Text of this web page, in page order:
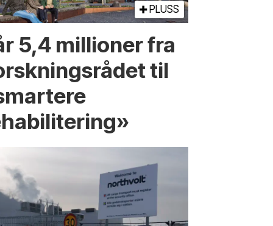
PLUSS
5,4 millioner fra
til